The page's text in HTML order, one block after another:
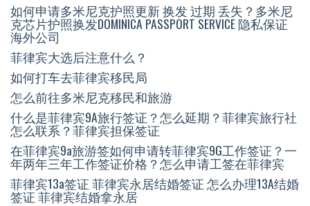
如何申请多米尼克护照更新 换发 过期 丢失？多米尼
克芯片护照换发DOMINICA PASSPORT SERVICE 隐私保证
海外公司
菲律宾大选后注意什么？
如何打车去菲律宾移民局
怎么前往多米尼克移民和旅游
什么是菲律宾9A旅行签证？怎么延期？菲律宾旅行社
怎么联系？菲律宾担保签证
在菲律宾9a旅游签如何申请转菲律宾9G工作签证？一
年两年三年工作签证价格？怎么申请工签在菲律宾
菲律宾13a签证 菲律宾永居结婚签证 怎么办理13A结婚
签证 菲律宾结婚拿永居